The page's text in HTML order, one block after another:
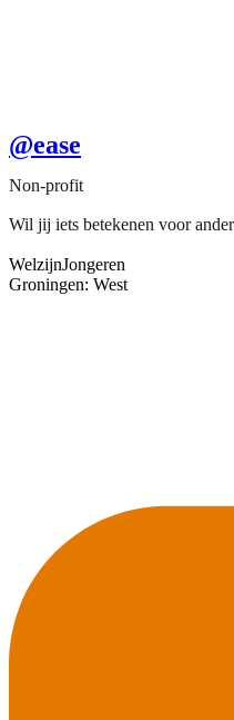
@ease
Non-profit
Wil jij iets betekenen voor
WelzijnJongeren
Groningen: West